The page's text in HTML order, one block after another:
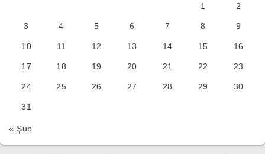
1
2
3 4 5 6 7 8 9
10 11 12 13 14 15 16
17 18 19 20 21 22 23
24 25 26 27 28 29 30
31
« Şub